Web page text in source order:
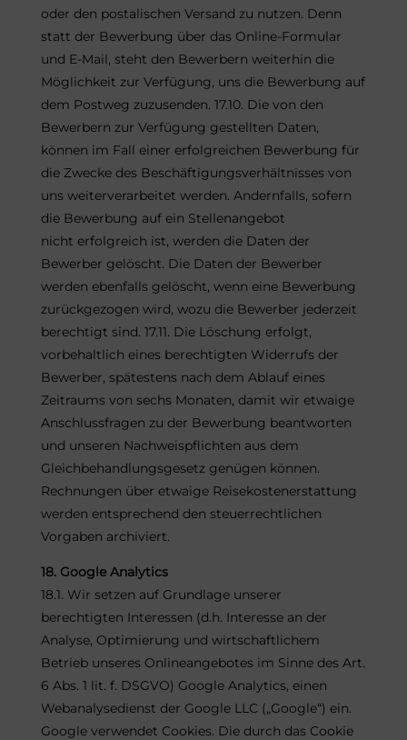
oder den postalischen Versand zu nutzen. Denn
statt der Bewerbung über das Online-Formular
und E-Mail, steht den Bewerbern weiterhin die
Möglichkeit zur Verfügung, uns die Bewerbung auf
dem Postweg zuzusenden. 17.10. Die von den
Bewerbern zur Verfügung gestellten Daten,
können im Fall einer erfolgreichen Bewerbung für
die Zwecke des Beschäftigungsverhältnisses von
uns weiterverarbeitet werden. Andernfalls, sofern
die Bewerbung auf ein Stellenangebot
nicht erfolgreich ist, werden die Daten der
Bewerber gelöscht. Die Daten der Bewerber
werden ebenfalls gelöscht, wenn eine Bewerbung
zurückgezogen wird, wozu die Bewerber jederzeit
berechtigt sind. 17.11. Die Löschung erfolgt,
vorbehaltlich eines berechtigten Widerrufs der
Bewerber, spätestens nach dem Ablauf eines
Zeitraums von sechs Monaten, damit wir etwaige
Anschlussfragen zu der Bewerbung beantworten
und unseren Nachweispflichten aus dem
Gleichbehandlungsgesetz genügen können.
Rechnungen über etwaige Reisekostenerstattung
werden entsprechend den steuerrechtlichen
Vorgaben archiviert.
18. Google Analytics
18.1. Wir setzen auf Grundlage unserer
berechtigten Interessen (d.h. Interesse an der
Analyse, Optimierung und wirtschaftlichem
Betrieb unseres Onlineangebotes im Sinne des Art.
6 Abs. 1 lit. f. DSGVO) Google Analytics, einen
Webanalysedienst der Google LLC („Google“) ein.
Google verwendet Cookies. Die durch das Cookie